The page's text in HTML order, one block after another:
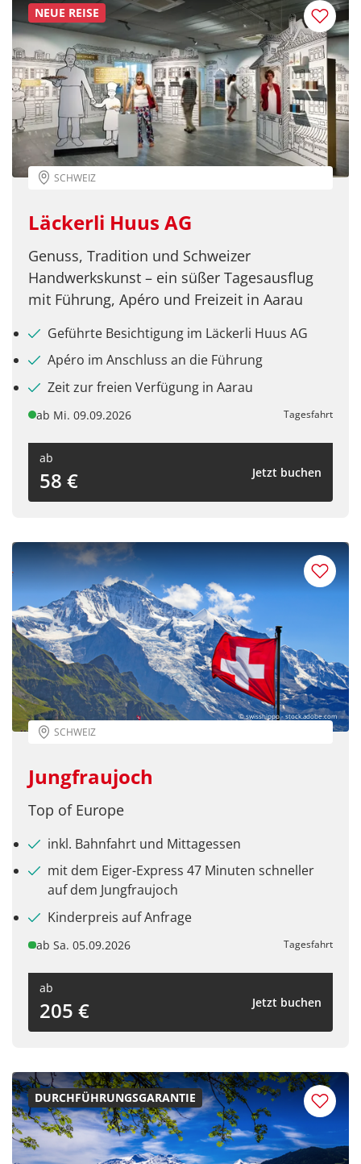
Facebook
Twitter
WhatsApp
Link kopieren
NEUE REISE
SCHWEIZ
Läckerli Huus AG
Genuss, Tradition und Schweizer
Handwerkskunst – ein süßer Tagesausflug
mit Führung, Apéro und Freizeit in Aarau
Geführte Besichtigung im Läckerli Huus AG
Apéro im Anschluss an die Führung
Zeit zur freien Verfügung in Aarau
ab Mi. 09.09.2026 Tagesfahrt
ab
58 € Jetzt buchen
© swisshippo - stock.adobe.com
SCHWEIZ
Jungfraujoch
Top of Europe
inkl. Bahnfahrt und Mittagessen
mit dem Eiger-Express 47 Minuten schneller
auf dem Jungfraujoch
Kinderpreis auf Anfrage
ab Sa. 05.09.2026 Tagesfahrt
ab
205 € Jetzt buchen
DURCHFÜHRUNGSGARANTIE